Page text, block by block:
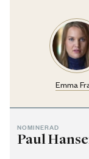
Emma
NOMINERAD
Paul